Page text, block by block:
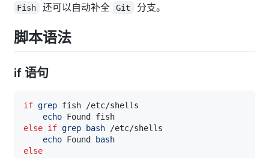
Fish 还可以自动补全 Git 分支。
脚本语法
if 语句
if grep
echo
else if grep bash
echo Found
bash
else